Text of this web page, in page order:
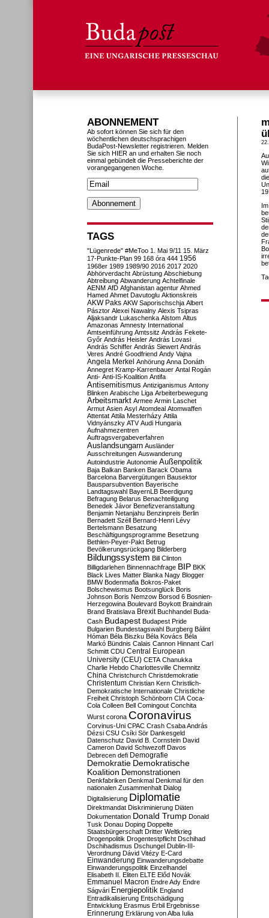
ABONNEMENT
Ab sofort können Sie sich für den
wöchentlichen deutschsprachigen
BudaPost-Newsletter registrieren. Melden
Sie sich HIER an und erhalten Sie noch
einmal gebündelt die Presseberichte der
vorangegangenen Woche.
TAGS
"Lügenrede" #MeToo 1. Mai 9/11 15. März
17-Punkte-Plan 99 168 óra 444 1956
1968er 1989 1989/90 2016 2017 2020
Abhörverdacht Abrüstung Abschiebung
Abtreibung Abwanderung Achtelfinale
AENM AfD Afghanistan agentur Ahmed
Hamed Ahmet Davutoglu Aktionskreis
AKW Paks AKW Saporischschja Albert
Pásztor Alexei Nawalny Alexis Tsipras
Aljaksandr Lukaschenka Alstom Altus
Amazonas Amnesty International
Amtseinführung Amtssitz András Fekete-
Győr András Heisler András Lovasi
András Schiffer András Siewert András
Veres André Goodfriend Andy Vajna
Angela Merkel Anhörung Anna Donáth
Annegret Kramp-Karrenbauer Antal Rogán
Anti- Anti-IS-Koalition Antifa
Antisemitismus Antiziganismus Antony
Blinken Arabische Liga Arbeiterbewegung
Arbeitsmarkt Armee Armin Laschet
Armut Asien Asyl Atomdeal Atomwaffen
Attentat Attila Mesterházy Attila
Vidnyánszky ATV Audi Hungaria
Aufnahmezentren
Auftragsvergabeverfahren
Auslandsungarn Ausländer
Ausschreitungen Auswanderung
Autoindustrie Autonomie Außenpolitik
Baja Balkan Banken Barack Obama
Barcelona Barvergütungen Bausektor
Bausparsubvention Bayerische
Landtagswahl BayernLB Beerdigung
Befragung Belarus Benachteiligung
Benedek Jávor Benefizveranstaltung
Benjamin Netanjahu Benzinpreis Berlin
Bernadett Széll Bernard-Henri Lévy
Bertelsmann Besatzung
Beschäftigungsprogramme Besetzung
Bethlen-Peyer-Pakt Betrug
Bevölkerungsrückgang Bilderberg
Bildungssystem Bill Clinton
Billigdarlehen Binnennachfrage BIP BKK
Black Lives Matter Blanka Nagy Blogger
BMW Bodenmafia Bokros-Paket
Bolschewismus Bootsunglück Boris
Johnson Boris Nemzow Borsod 6 Bosnien-
Herzegowina Boulevard Boykott Braindrain
Brand Bratislava Brexit Buchhandel Buda-
Cash Budapest Budapest Pride
Bulgarien Bundestagswahl Burgberg Bálint
Hóman Béla Biszku Béla Kovács Béla
Markó Bündnis Calais Cannon Hinnant Carl
Schmitt CDU Central European
University (CEU) CETA Chanukka
Charlie Hebdo Charlottesville Chemnitz
China Christchurch Christdemokratie
Christentum Christian Kern Christlich-
Demokratische Internationale Christliche
Freiheit Christoph Schönborn CIA Coca-
Cola Colleen Bell Comingout Conchita
Wurst corona Coronavirus
Corvinus-Uni CPAC Crash Csaba András
Dézsi CSU Csíki Sör Dankesgeld
Datenschutz David B. Cornstein David
Cameron David Schwezoff Davos
Debrecen defi Demografie
Demokratie Demokratische
Koalition Demonstrationen
Denkfabriken Denkmal Denkmal für den
nationalen Zusammenhalt Dialog
Digitalisierung Diplomatie
Direktmandat Diskriminierung Diäten
Dokumentation Donald Trump Donald
Tusk Donau Doping Doppelte
Staatsbürgerschaft Dritter Weltkrieg
Drogenpolitik Drogentestpflicht Dschihad
Dschihadismus Dschungel Dublin-III-
Verordnung Dávid Vitézy E-Card
Einwanderung Einwanderungsdebatte
Einwanderungspolitik Einzelhandel
Elisabeth II. Eliten ELTE Előd Novák
Emmanuel Macron Endre Ady Endre
Ságvári Energiepolitik England
Entradikalisierung Entschädigung
Entwicklung Erasmus Erbil Ergebnisse
Erinnerung Erklärung von Alba Iulia